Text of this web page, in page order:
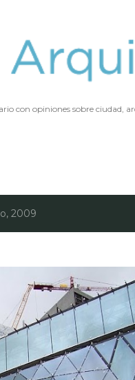
con opiniones sobre ciudad,
2009